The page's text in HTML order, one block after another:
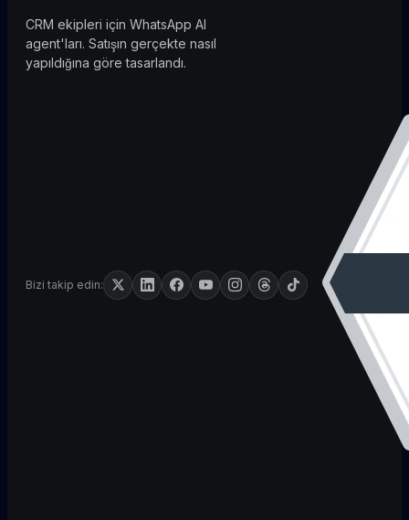
CRM ekipleri için WhatsApp AI
agent'ları. Satışın gerçekte nasıl
yapıldığına göre tasarlandı.
Bizi takip edin: